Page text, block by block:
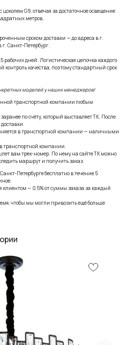
G9, отвечая за достаточное освещение
метров.
сроком доставки — до адреса в г.
Санкт-Петербург.
рабочих дней. Логистическая цепочка каждого
контроль качества, поэтому стандартный срок
моделей у наших менеджеров!
транспортной компании любым
по счёту, который выставляет ТК. После
в транспортной компании — наличными
транспортной компании.
вам трек-номер. По нему на сайте ТК можно
маршрут и получить заказ.
Петербурге бесплатно в течение 5
клиентом — 0,5% от суммы заказа за каждый
чтобы мы могли привозить ещё больше